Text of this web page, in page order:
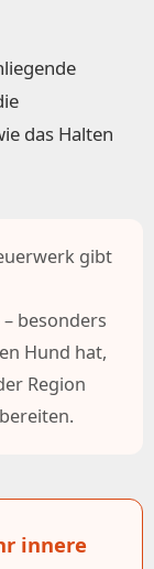
das Halten
gibt
besonders
Hund hat,
Region
innere